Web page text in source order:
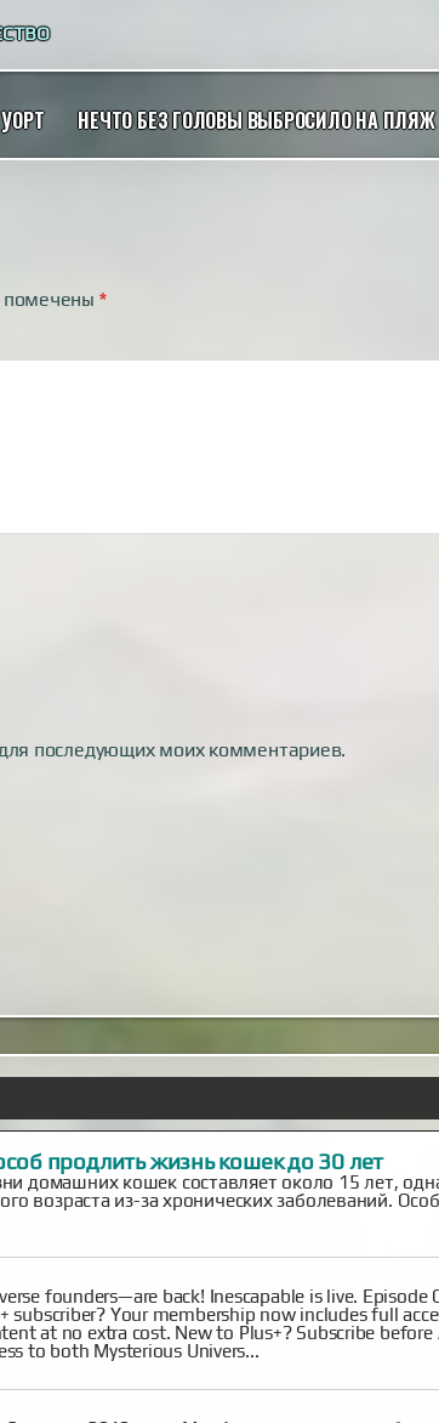
НЕЧТО БЕЗ ГОЛОВЫ ВЫБРОСИЛО НА
помечены *
последующих моих комментариев.
продлить жизнь кошек до 30 лет
домашних кошек составляет около 15 лет,
возраста из-за хронических заболеваний.
founders—are back! Inescapable is live. Episode
subscriber? Your membership now includes full
at no extra cost. New to Plus+? Subscribe before
to both Mysterious Univers...
января 2010 года. Мы, будучи студентами,
одногруппника в дальнем Подмосковье.
дачи никто не ездил, и в поселке мы были
салютов накануне, 1 января мы вылезли из